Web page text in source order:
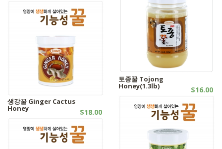
토종꿀 Tojong
Honey(1.3lb) $16.00
생강꿀 Ginger Cactus
Honey $18.00